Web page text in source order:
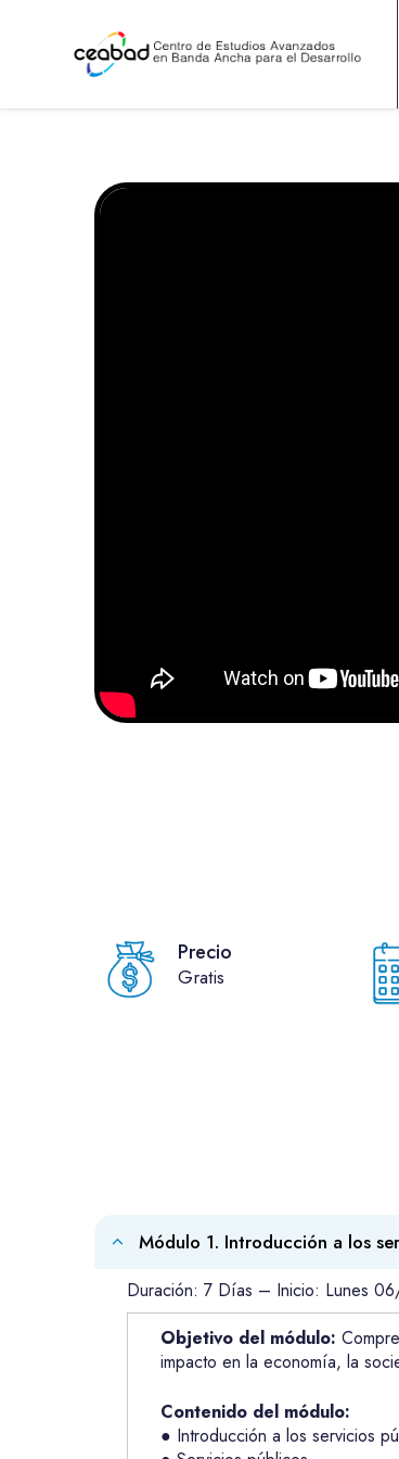
Precio
Gratis
Módulo 1. Introducción a los
Duración: 7 Días – Inicio: Lunes
Objetivo del módulo:
impacto en la economía, la
Contenido del módulo:
● Introducción a los servicios